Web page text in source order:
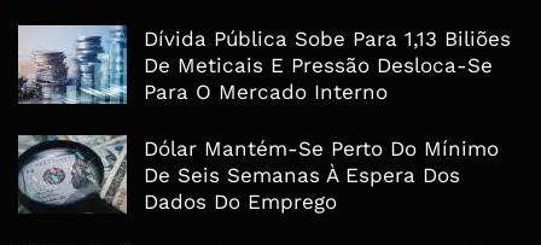
Dívida Pública Sobe Para 1,13 Biliões
De Meticais E Pressão Desloca-Se
Para O Mercado Interno
Dólar Mantém-Se Perto Do Mínimo
De Seis Semanas À Espera Dos
Dados Do Emprego